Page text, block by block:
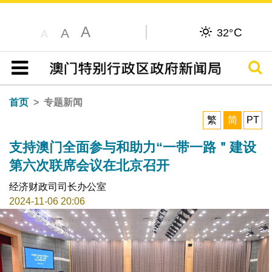
A A A 32°C
目录
搜寻
首页
专题新闻
繁
简 PT
支持澳门全面参与和助力“一带一路＂建设
第六次联席会议在北京召开
经济财政司司长办公室
2024-11-06 20:06